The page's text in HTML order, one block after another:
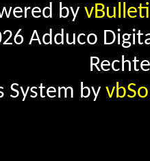
by
Adduco
System by